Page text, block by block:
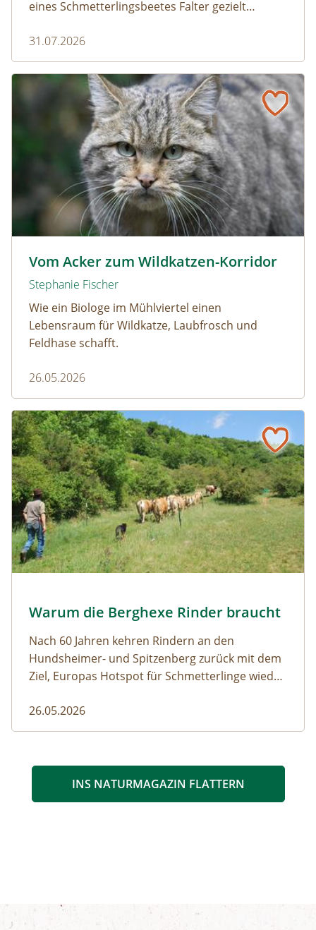
eines Schmetterlingsbeetes Falter gezielt
dürfen ausreichend mitgedacht werden. Denn
ohne Raupen gibt es keine schönen
Schmetterlinge!
31.07.2026
Vom Acker zum Wildkatzen-Korridor
Stephanie Fischer
Wie ein Biologe im Mühlviertel einen
Lebensraum für Wildkatze, Laubfrosch und
Feldhase schafft.
26.05.2026
Vom Acker zum Wildkatzen-Korridor
Naturmagazin: Warum die Berghexe Rinder braucht
Naturmagazin: Warum die Berghexe Rinder braucht
Warum die Berghexe Rinder braucht
Nach 60 Jahren kehren Rindern an den
Hundsheimer- und Spitzenberg zurück mit dem
Ziel, Europas Hotspot für Schmetterlinge wieder
26.05.2026
Warum die Berghexe Rinder braucht
INS NATURMAGAZIN FLATTERN